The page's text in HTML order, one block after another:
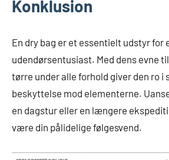
Konklusion
En dry bag er et essentielt udstyr for
udendørsentusiast. Med dens evne
tørre under alle forhold giver den ro i
beskyttelse mod elementerne.
en dagstur eller en længere
være din pålidelige følgesvend.